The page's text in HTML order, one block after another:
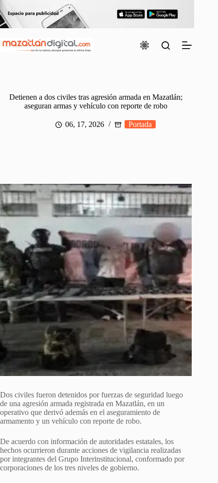
Saltar
al
contenido
Detienen a dos civiles tras agresión armada en Mazatlán;
aseguran armas y vehículo con reporte de robo
06, 17, 2026 Portada
Dos civiles fueron detenidos por fuerzas de seguridad luego
de una agresión armada registrada en Mazatlán, en un
operativo que derivó además en el aseguramiento de
armamento y un vehículo con reporte de robo.
De acuerdo con información de autoridades estatales, los
hechos ocurrieron durante acciones de vigilancia realizadas
por integrantes del Grupo Interinstitucional, conformado por
corporaciones de los tres niveles de gobierno.